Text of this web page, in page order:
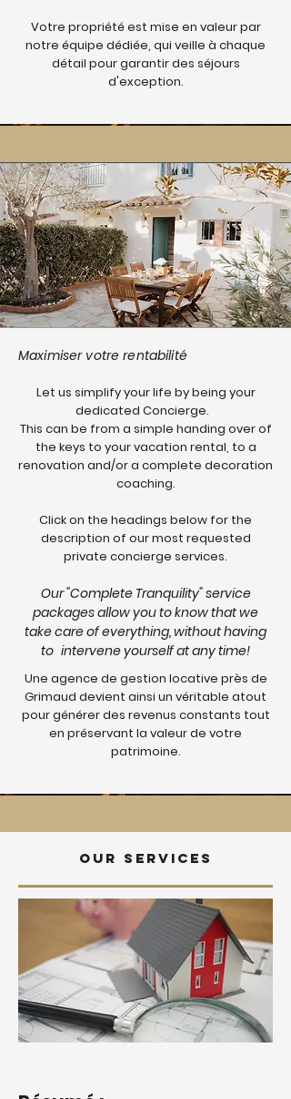
Votre propriété est mise en valeur par
notre équipe dédiée, qui veille à chaque
détail pour garantir des séjours
d'exception.
Maximiser votre rentabilité
Let us simplify your life by being your
dedicated Concierge.
This can be from a simple handing over of
the keys to your vacation rental, to a
renovation and/or a complete decoration
coaching.
Click on the headings below for the
description of our most requested
private concierge services.
Our "Complete Tranquility" service
packages allow you to know that we
take care of everything, without having
to intervene yourself at any time!
Une agence de gestion locative près de
Grimaud devient ainsi un véritable atout
pour générer des revenus constants tout
en préservant la valeur de votre
patrimoine.
Our services